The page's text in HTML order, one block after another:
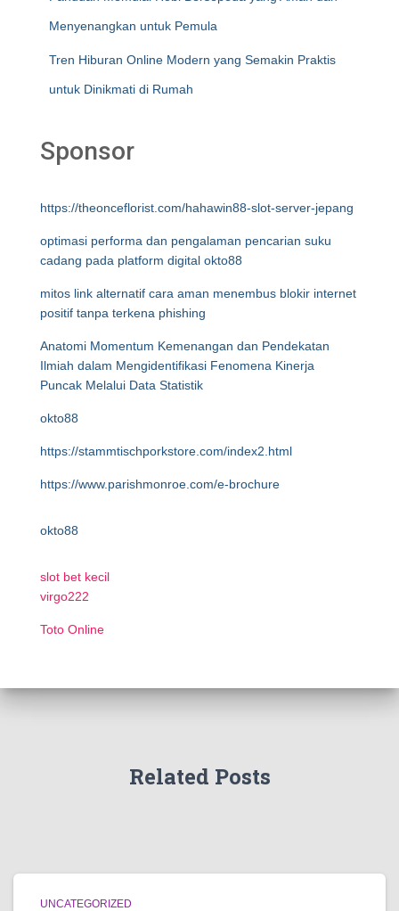
Menyenangkan untuk Pemula
Tren Hiburan Online Modern yang Semakin Praktis
untuk Dinikmati di Rumah
Sponsor
https://theonceflorist.com/hahawin88-slot-server-jepang
optimasi performa dan pengalaman pencarian suku
cadang pada platform digital okto88
mitos link alternatif cara aman menembus blokir internet
positif tanpa terkena phishing
Anatomi Momentum Kemenangan dan Pendekatan
Ilmiah dalam Mengidentifikasi Fenomena Kinerja
Puncak Melalui Data Statistik
okto88
https://stammtischporkstore.com/index2.html
https://www.parishmonroe.com/e-brochure
okto88
slot bet kecil
virgo222
Toto Online
Related Posts
UNCATEGORIZED